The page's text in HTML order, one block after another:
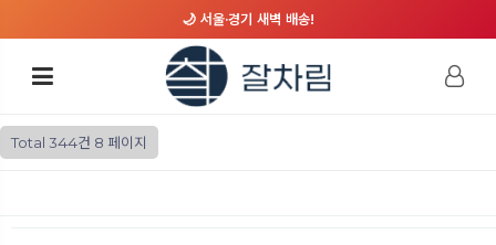
🌙 서울·경기 새벽 배송!
Total 344건 8 페이지